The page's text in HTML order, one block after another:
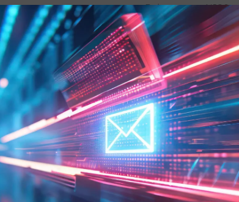
Rahmen von NIS2
zum